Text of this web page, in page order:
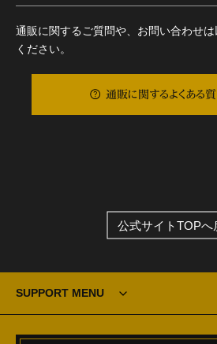
通販に関するご質問や、お問い合わせ
ください。
通販に関するよくある
公式サイトTOPへ
SUPPORT MENU